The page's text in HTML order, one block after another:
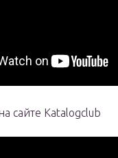
сайте Katalogclub